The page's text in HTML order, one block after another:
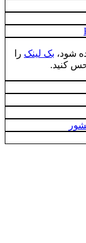
شود، بک لینک را
کنید.